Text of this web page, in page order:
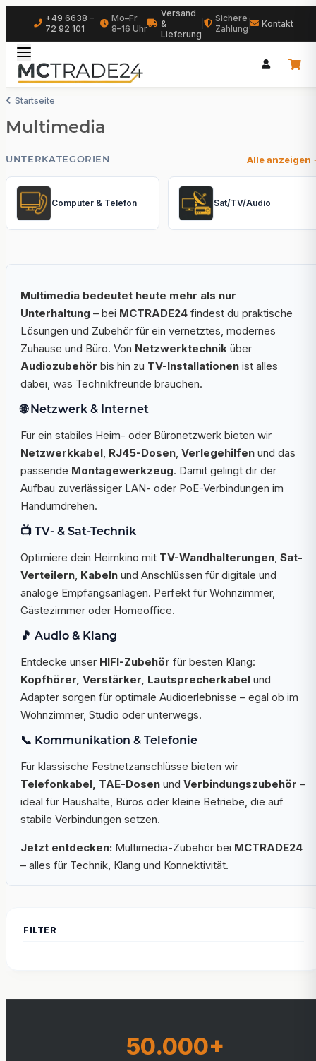
+49 6638 –
72 92 101
Mo–Fr
8–16 Uhr
Versand
&
Lieferung
Sichere
Zahlung
Kontakt
Startseite
Multimedia
UNTERKATEGORIEN Alle anzeigen
Computer & Telefon Sat/TV/Audio
Multimedia bedeutet heute mehr als nur
Unterhaltung – bei MCTRADE24 findest du praktische
Lösungen und Zubehör für ein vernetztes, modernes
Zuhause und Büro. Von Netzwerktechnik über
Audiozubehör bis hin zu TV-Installationen ist alles
dabei, was Technikfreunde brauchen.
🌐 Netzwerk & Internet
Für ein stabiles Heim- oder Büronetzwerk bieten wir
Netzwerkkabel RJ45-Dosen Verlegehilfen und das
passende Montagewerkzeug. Damit gelingt dir der
Aufbau zuverlässiger LAN- oder PoE-Verbindungen im
Handumdrehen.
📺 TV- & Sat-Technik
Optimiere dein Heimkino mit TV-Wandhalterungen Sat-
Verteilern Kabeln und Anschlüssen für digitale und
analoge Empfangsanlagen. Perfekt für Wohnzimmer,
Gästezimmer oder Homeoffice.
🎵 Audio & Klang
Entdecke unser HIFI-Zubehör für besten Klang:
Kopfhörer, Verstärker, Lautsprecherkabel und
Adapter sorgen für optimale Audioerlebnisse – egal ob im
Wohnzimmer, Studio oder unterwegs.
📞 Kommunikation & Telefonie
Für klassische Festnetzanschlüsse bieten wir
Telefonkabel, TAE-Dosen und Verbindungszubehör –
ideal für Haushalte, Büros oder kleine Betriebe, die auf
stabile Verbindungen setzen.
Jetzt entdecken: Multimedia-Zubehör bei MCTRADE24
– alles für Technik, Klang und Konnektivität.
50.000+